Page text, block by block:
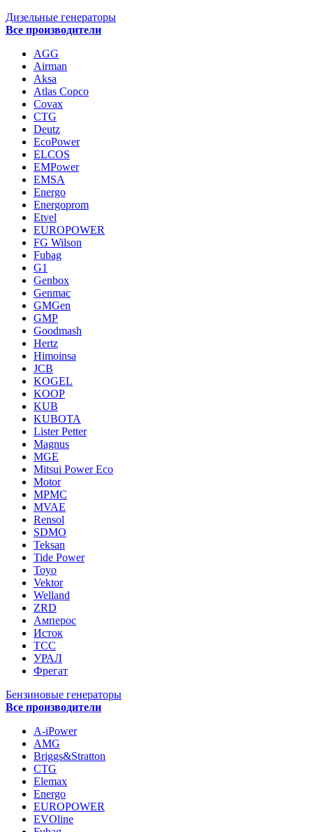
Дизельные генераторы
Все производители
AGG
Airman
Aksa
Atlas Copco
Covax
CTG
Deutz
EcoPower
ELCOS
EMPower
EMSA
Energo
Energoprom
Etvel
EUROPOWER
FG Wilson
Fubag
G1
Genbox
Genmac
GMGen
GMP
Goodmash
Hertz
Himoinsa
JCB
KOGEL
KOOP
KUB
KUBOTA
Lister Petter
Magnus
MGE
Mitsui Power Eco
Motor
MPMC
MVAE
Rensol
SDMO
Teksan
Tide Power
Toyo
Vektor
Welland
ZRD
Амперос
Исток
ТСС
УРАЛ
Фрегат
Бензиновые генераторы
Все производители
A-iPower
AMG
Briggs&Stratton
CTG
Elemax
Energo
EUROPOWER
EVOline